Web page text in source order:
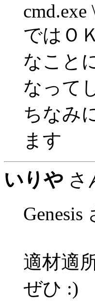
cmd.exe
ではＯ
なこと
なって
ちなみ
ます
いりや さ
Genesis
適材適
ぜひ :)